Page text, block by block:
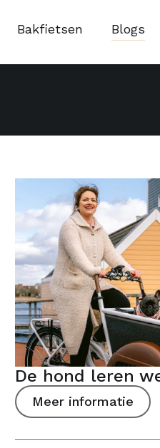
Bakfietsen Blogs
De hond leren
Meer informatie